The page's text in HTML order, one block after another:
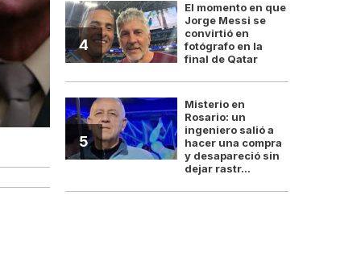
El fiscal Gerardo Pollicita
4
El momento en que
Jorge Messi se
convirtió en
fotógrafo en la
final de Qatar
5
Misterio en
Rosario: un
ingeniero salió a
hacer una compra
y desapareció sin
dejar rastr...